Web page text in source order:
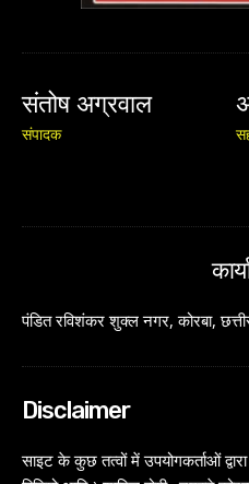
संतोष अग्रवाल
संपादक
पंडित रविशंकर शुक्ल नगर, कोरबा,
Disclaimer
साइट के कुछ तत्वों में उपयोगकर्ताओं